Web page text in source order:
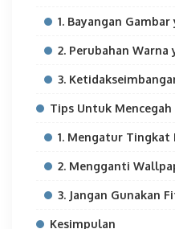
1. Bayangan
2. Perubahan Warna
3.
Tips Untuk Mencegah
1. Mengatur Tingkat
2. Mengganti
3. Jangan Gunakan
Kesimpulan